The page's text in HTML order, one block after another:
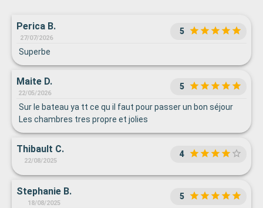
Perica B.
27/07/2026
5
Superbe
Maite D.
22/05/2026
5
Sur le bateau ya tt ce qu il faut pour passer un bon séjour
Les chambres tres propre et jolies
Thibault C.
22/08/2025
4
Stephanie B.
18/08/2025
5